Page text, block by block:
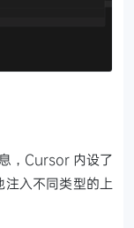
，Cursor 内设了
注入不同类型的上